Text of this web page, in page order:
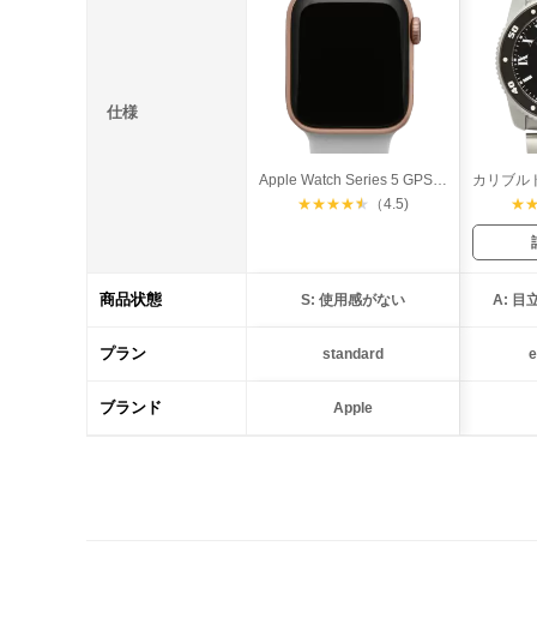
仕様
Apple Watch Series 5 GPS 40mm
★★★★★ （4.5) ★
商品状態 S: 使用感がない A: 目
プラン standard
ブランド Apple